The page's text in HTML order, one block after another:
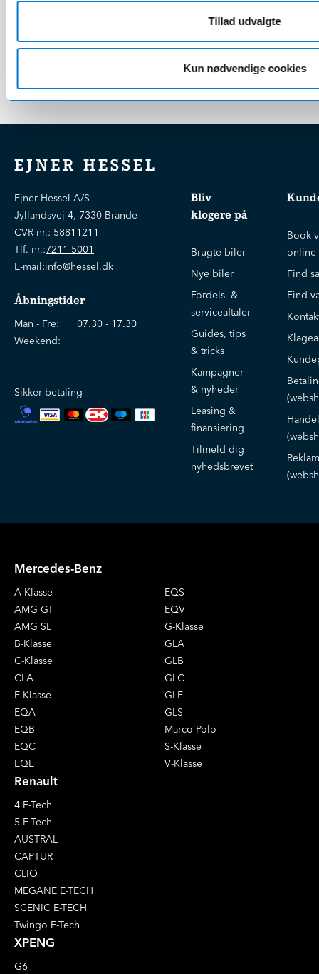
Tillad udvalgte
Kun nødvendige cookies
Unik komfort!
Du får også et excellent interiør, hvor alt ånder kvalitet og hvor
begavede detaljer gør turen mindre stresset. Stolene holder
GLC coupé helt sikkert kalder frem i dig.
EJNER HESSEL
Ejner Hessel A/S
Jyllandsvej 4, 7330 Brande
CVR nr.: 58811211
Tlf. nr.:7211 5001
E-mail:info@hessel.dk
Åbningstider
Man - Fre:
07.30 - 17.30
Weekend:
Sikker betaling
Bliv
klogere på
Brugte biler
Nye biler
Fordels- &
serviceaftaler
Guides, tips
& tricks
Kampagner
& nyheder
Leasing &
finansiering
Tilmeld dig
nyhedsbrevet
Book
online
Find
Find
Mercedes-Benz
A-Klasse
AMG GT
AMG SL
B-Klasse
C-Klasse
CLA
E-Klasse
EQA
EQB
EQC
EQE
EQS
EQV
G-Klasse
GLA
GLB
GLC
GLE
GLS
Marco Polo
S-Klasse
V-Klasse
Renault
4 E-Tech
5 E-Tech
AUSTRAL
CAPTUR
CLIO
MEGANE E-TECH
SCENIC E-TECH
Twingo E-Tech
XPENG
G6